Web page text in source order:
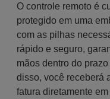
O controle remoto é
protegido em uma
com as pilhas
rápido e seguro,
mãos dentro do
disso, você receberá
fatura diretamente